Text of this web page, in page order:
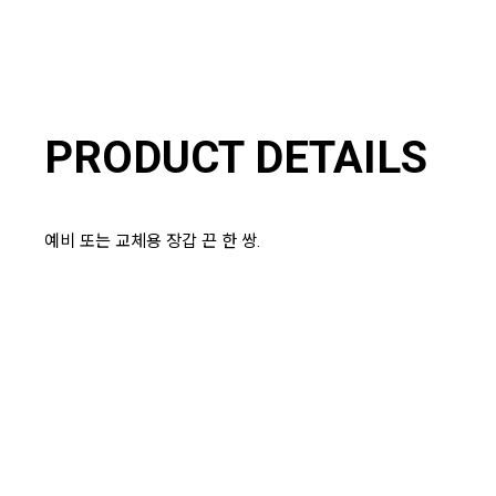
PRODUCT DETAILS
예비 또는 교체용 장갑 끈 한 쌍.